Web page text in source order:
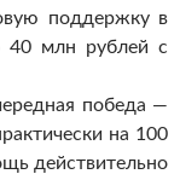
поддержку в
40 млн рублей с
победа —
на 100
действительно